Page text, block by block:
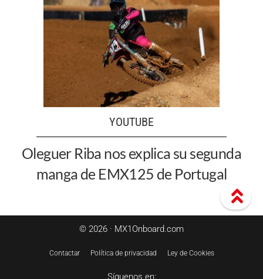
YOUTUBE
Oleguer Riba nos explica su segunda
manga de EMX125 de Portugal
© 2026 · MX1Onboard.com
Contactar Política de privacidad Ley de Cookies
Síguenos en: